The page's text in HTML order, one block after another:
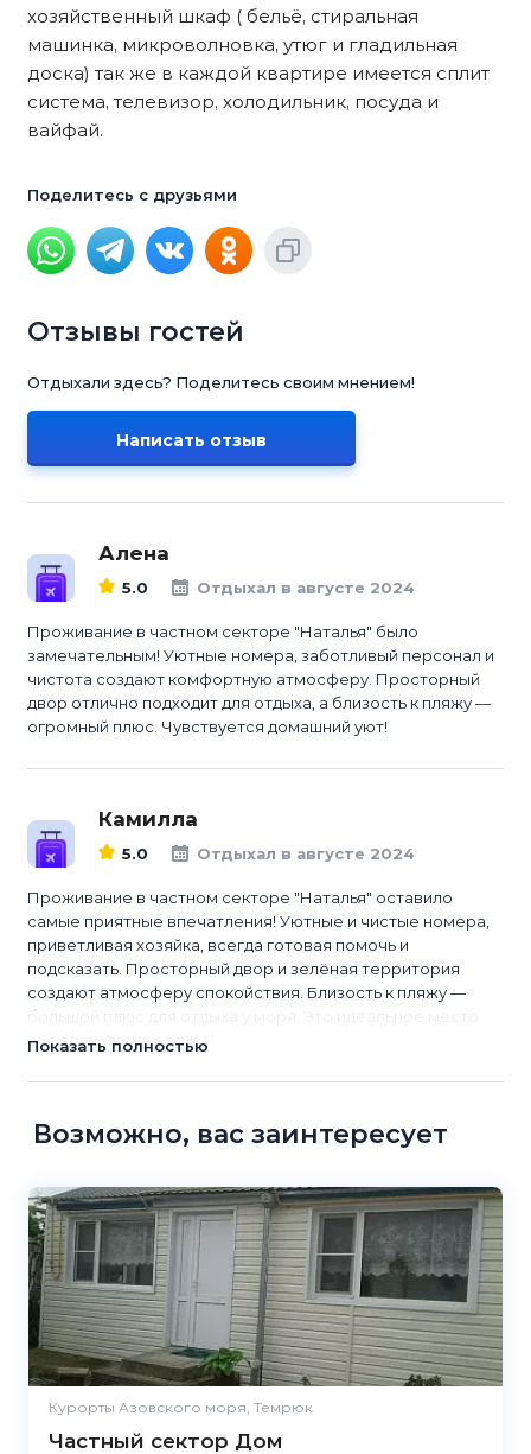
хозяйственный шкаф ( бельё, стиральная
машинка, микроволновка, утюг и гладильная
доска) так же в каждой квартире имеется сплит
система, телевизор, холодильник, посуда и
вайфай.
Поделитесь с друзьями
Отзывы гостей
Отдыхали здесь? Поделитесь своим мнением!
Написать отзыв
Алена
5.0 Отдыхал в августе 2024
Проживание в частном секторе "Наталья" было
замечательным! Уютные номера, заботливый персонал и
чистота создают комфортную атмосферу. Просторный
двор отлично подходит для отдыха, а близость к пляжу —
огромный плюс. Чувствуется домашний уют!
Камилла
5.0 Отдыхал в августе 2024
Проживание в частном секторе "Наталья" оставило
самые приятные впечатления! Уютные и чистые номера,
приветливая хозяйка, всегда готовая помочь и
подсказать. Просторный двор и зелёная территория
создают атмосферу спокойствия. Близость к пляжу —
большой плюс для отдыха у моря. Это идеальное место
для семейного отдыха!
Показать полностью
Возможно, вас заинтересует
Курорты Азовского моря, Темрюк
Частный сектор Дом